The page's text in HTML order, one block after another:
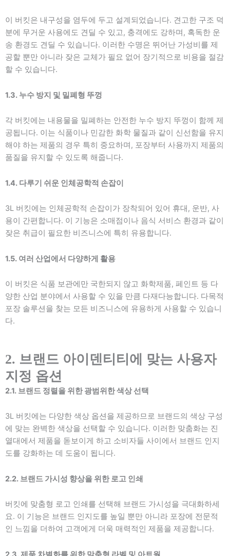
이 버킷은 내구성을 염두에 두고 설계되었습니다. 견고한 구조 덕
분에 무거운 사용에도 견딜 수 있고, 충격에도 강하며, 혹독한 운
송 환경도 견딜 수 있습니다. 이러한 수명은 뛰어난 가성비를 제
공할 뿐만 아니라 잦은 교체가 필요 없어 장기적으로 비용을 절감
할 수 있습니다.
1.3. 누수 방지 및 밀폐형 뚜껑
각 버킷에는 내용물을 밀폐하는 안전한 누수 방지 뚜껑이 함께 제
공됩니다. 이는 식품이나 민감한 화학 물질과 같이 신선함을 유지
해야 하는 제품의 경우 특히 중요하며, 포장부터 사용까지 제품의
품질을 유지할 수 있도록 해줍니다.
1.4. 다루기 쉬운 인체공학적 손잡이
3L 버킷에는 인체공학적 손잡이가 장착되어 있어 휴대, 운반, 사
용이 간편합니다. 이 기능은 소매점이나 음식 서비스 환경과 같이
잦은 취급이 필요한 비즈니스에 특히 유용합니다.
1.5. 여러 산업에서 다양하게 활용
이 버킷은 식품 보관에만 국한되지 않고 화학제품, 페인트 등 다
양한 산업 분야에서 사용할 수 있을 만큼 다재다능합니다. 다목적
포장 솔루션을 찾는 모든 비즈니스에 유용하게 사용할 수 있습니
다.
2. 브랜드 아이덴티티에 맞는 사용자
지정 옵션
2.1. 브랜드 정렬을 위한 광범위한 색상 선택
3L 버킷에는 다양한 색상 옵션을 제공하므로 브랜드의 색상 구성
에 맞는 완벽한 색상을 선택할 수 있습니다. 이러한 맞춤화는 진
열대에서 제품을 돋보이게 하고 소비자들 사이에서 브랜드 인지
도를 강화하는 데 도움이 됩니다.
2.2. 브랜드 가시성 향상을 위한 로고 인쇄
버킷에 맞춤형 로고 인쇄를 선택해 브랜드 가시성을 극대화하세
요. 이 기능은 브랜드 인지도를 높일 뿐만 아니라 포장에 전문적
인 느낌을 더하여 고객에게 더욱 매력적인 제품을 제공합니다.